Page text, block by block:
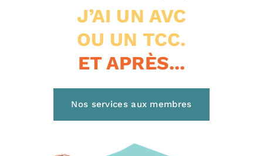
J’AI UN AVC
OU UN TCC.
ET APRÈS...
Nos services aux membres